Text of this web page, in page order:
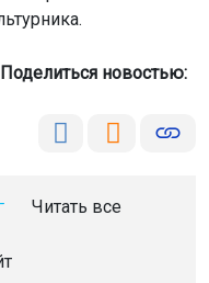
Читать все